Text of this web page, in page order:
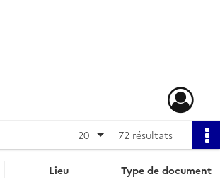
72 résultats
20
Lieu Type de document